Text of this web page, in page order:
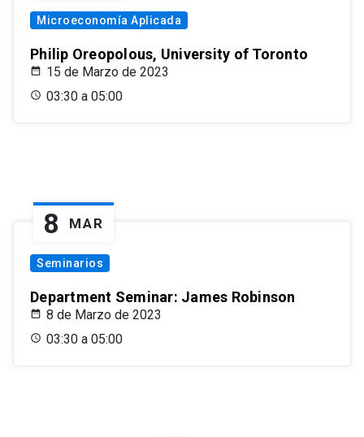
Microeconomía Aplicada
Philip Oreopolous, University of Toronto
15 de Marzo de 2023
03:30 a 05:00
8 MAR
Seminarios
Department Seminar: James Robinson
8 de Marzo de 2023
03:30 a 05:00